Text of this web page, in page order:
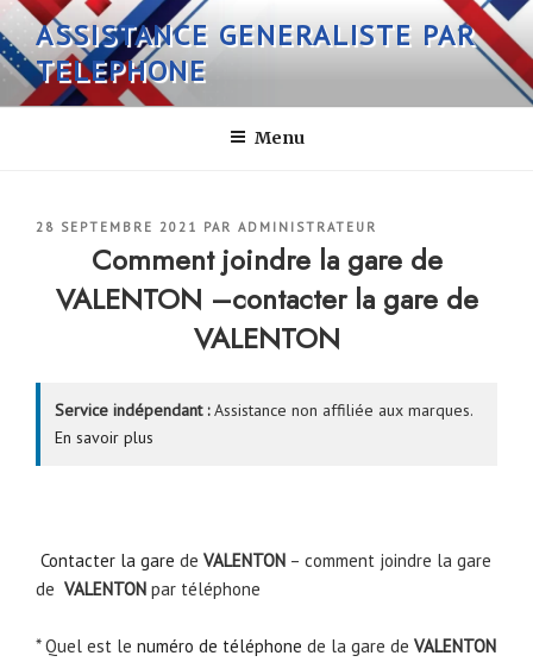
Aller
au
contenu
principal
ASSISTANCE GENERALISTE PAR
TELEPHONE
Menu
PUBLIÉ
28 SEPTEMBRE 2021 PAR ADMINISTRATEUR
Comment joindre la gare de
VALENTON –contacter la gare de
VALENTON
Service indépendant :Assistance non affiliée aux marques.
En savoir plus
Contacter la gare de VALENTON – comment joindre la gare
de VALENTON par téléphone
* Quel est le numéro de téléphone de la gare de VALENTON